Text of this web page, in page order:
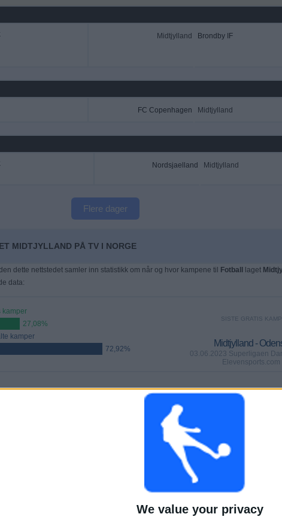
We value your privacy
Midtjylland Brondby IF
FC Copenhagen Midtjylland
Nordsjaelland Midtjylland
Flere dager
MIDTJYLLAND PÅ TV I NORGE
dette nettstedet samler inn statistikk om når og hvor kampene til Fotball laget
data:
kamper
27,08%
kamper
72,92%
SISTE GRATIS KAMP
Midtjylland -
03.06.2023 Superligaen
Elevensports.com
DAGER
KAMP
92
KONTINUERLIG
BETALT
MAKSIMALT